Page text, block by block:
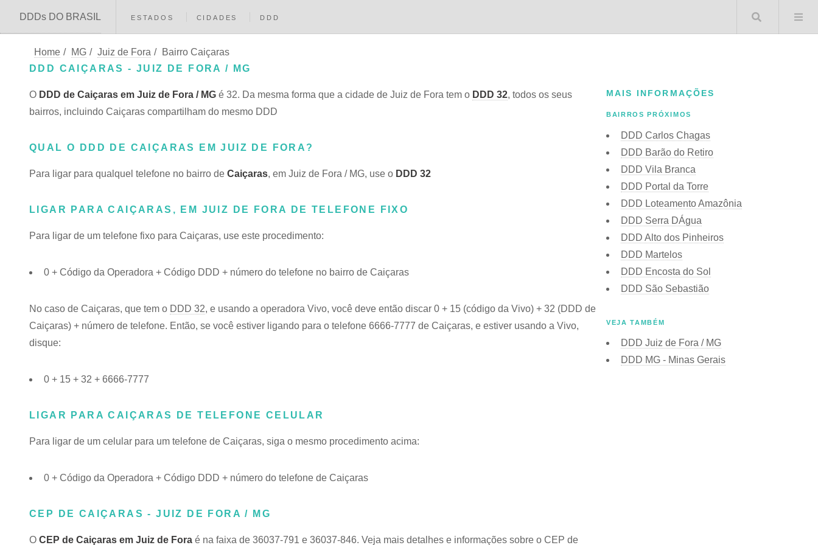
DDDs DO BRASIL ESTADOS CIDADES DDD Buscar
Home / MG / Juiz de Fora /
Bairro Caiçaras
DDD CAIÇARAS - JUIZ DE FORA / MG
O DDD de Caiçaras em Juiz de Fora / MG é 32. Da mesma forma que a cidade de Juiz de Fora tem o DDD 32, todos os seus
bairros, incluindo Caiçaras compartilham do mesmo DDD
QUAL O DDD DE CAIÇARAS EM JUIZ DE FORA?
Para ligar para qualquel telefone no bairro de Caiçaras, em Juiz de Fora / MG, use o DDD 32
LIGAR PARA CAIÇARAS, EM JUIZ DE FORA DE TELEFONE FIXO
Para ligar de um telefone fixo para Caiçaras, use este procedimento:
0 + Código da Operadora + Código DDD + número do telefone no bairro de Caiçaras
No caso de Caiçaras, que tem o DDD 32, e usando a operadora Vivo, você deve então discar 0 + 15 (código da Vivo) + 32 (DDD de
Caiçaras) + número de telefone. Então, se você estiver ligando para o telefone 6666-7777 de Caiçaras, e estiver usando a Vivo,
disque:
0 + 15 + 32 + 6666-7777
LIGAR PARA CAIÇARAS DE TELEFONE CELULAR
Para ligar de um celular para um telefone de Caiçaras, siga o mesmo procedimento acima:
0 + Código da Operadora + Código DDD + número do telefone de Caiçaras
CEP DE CAIÇARAS - JUIZ DE FORA / MG
O CEP de Caiçaras em Juiz de Fora é na faixa de 36037-791 e 36037-846. Veja mais detalhes e informações sobre o CEP de
MAIS INFORMAÇÕES
BAIRROS PRÓXIMOS
DDD Carlos Chagas
DDD Barão do Retiro
DDD Vila Branca
DDD Portal da Torre
DDD Loteamento Amazônia
DDD Serra DÁgua
DDD Alto dos Pinheiros
DDD Martelos
DDD Encosta do Sol
DDD São Sebastião
VEJA TAMBÉM
DDD Juiz de Fora / MG
DDD MG - Minas Gerais